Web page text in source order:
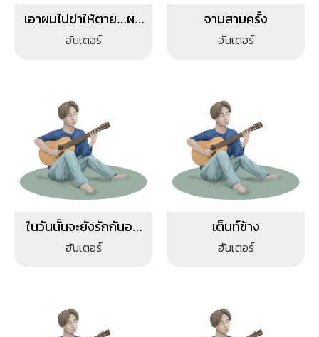
เอาผมไปฆ่าให้ตาย…ผม
ก็รักคุณ
ฮันเตอร์
จามสามครั้ง
ฮันเตอร์
ในวันนั้นจะยังรักกันอยู่
ไหม
ฮันเตอร์
เต็นท์ข้าง
ฮันเตอร์